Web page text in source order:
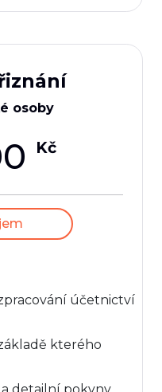
osoby
Kč
účetnictví
kterého